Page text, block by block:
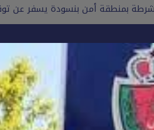
بمنطقة أمن بنسودة يسفر